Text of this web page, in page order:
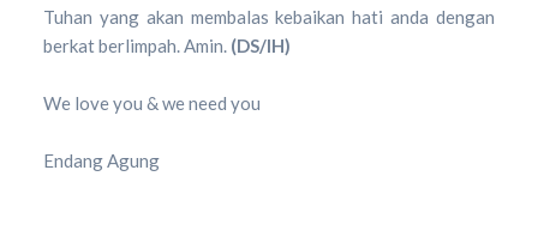
Tuhan yang akan membalas kebaikan hati anda dengan
berkat berlimpah. Amin. (DS/IH)
We love you & we need you
Endang Agung